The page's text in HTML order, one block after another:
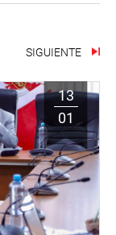
SIGUIENTE
13
01